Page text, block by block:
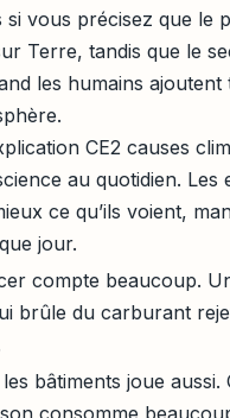
si vous précisez que le
Terre, tandis que le
les humains ajoutent
CE2 causes
au quotidien. Les
ce qu’ils voient,
jour.
compte beaucoup.
brûle du carburant
bâtiments joue aussi.
consomme beaucoup